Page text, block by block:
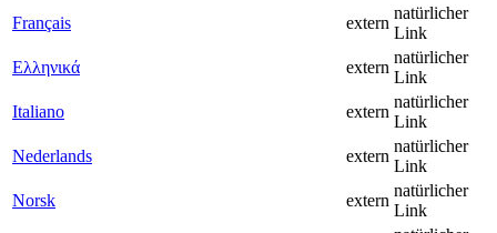
Français
extern
natürlicher
Link
Ελληνικά
extern
natürlicher
Link
Italiano
extern
natürlicher
Link
Nederlands
extern
natürlicher
Link
Norsk
extern
natürlicher
Link